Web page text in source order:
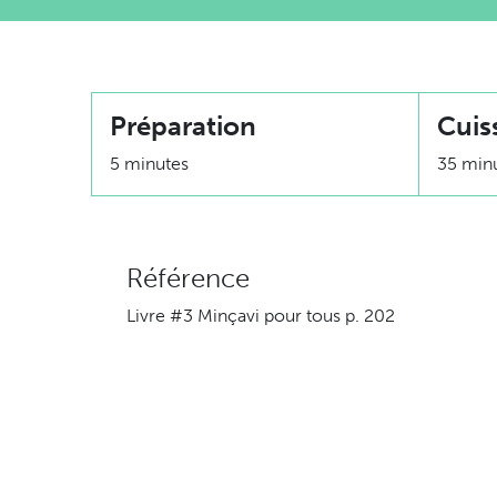
Préparation
5 minutes 35
Référence
Livre #3 Minçavi pour tous p. 202